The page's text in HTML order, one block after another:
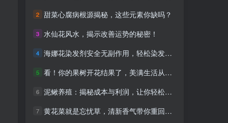
2 甜菜心腐病根源揭秘，这些元素你缺吗？
3 水仙花风水，揭示改善运势的秘密！
4 海娜花染发剂安全无副作用，轻松染发新体验
5 看！你的果树开花结果了，美满生活从此开始！
6 泥鳅养殖：揭秘成本与利润，让你轻松致富！
7 黄花菜就是忘忧草，清新香气带你重回童年
2 甜菜心腐病根源揭秘，这些元素你缺吗？
3 水仙花风水，揭示改善运势的秘密！
4 海娜花染发剂安全无副作用，轻松染发新体验
5 看！你的果树开花结果了，美满生活从此开始！
6 泥鳅养殖：揭秘成本与利润，让你轻松致富！
7 黄花菜就是忘忧草，清新香气带你重回童年